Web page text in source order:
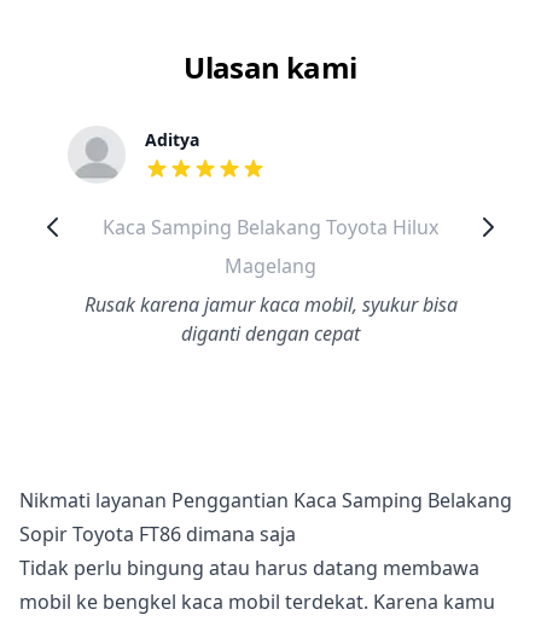
Ulasan kami
Aditya
dari ulasan adalah bintang lima
Kaca Samping Belakang Toyota Hilux
Magelang
Rusak karena jamur kaca mobil, syukur bisa
diganti dengan cepat
Nikmati layanan Penggantian Kaca Samping Belakang
Sopir Toyota FT86 dimana saja
Tidak perlu bingung atau harus datang membawa
mobil ke bengkel kaca mobil terdekat. Karena kamu